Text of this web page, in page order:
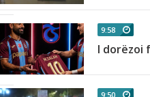
9:58
I dorëzoi
9:50